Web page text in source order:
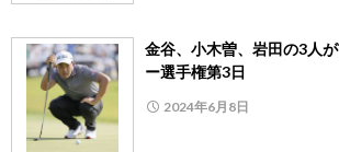
金谷、小木曽、岩田の3人
ー選手権第3日
2024年6月8日